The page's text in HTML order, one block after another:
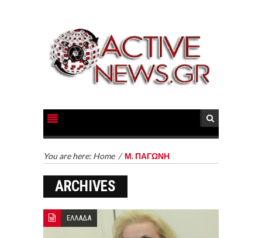
You are here: Home / Μ. ΠΑΓΩΝΗ
ARCHIVES
ΕΛΛΑΔΑ